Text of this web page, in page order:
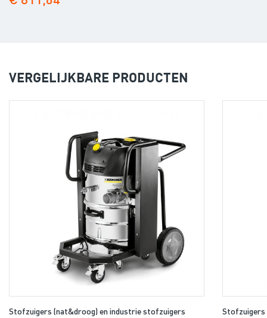
VERGELIJKBARE PRODUCTEN
Stofzuigers (nat&droog) en industrie stofzuigers Stofzuigers